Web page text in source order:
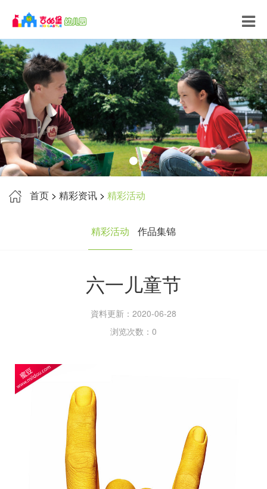
首页 > 精彩资讯 > 精彩活动
精彩活动 作品集锦
六一儿童节
資料更新：2020-06-28
浏览次数：0